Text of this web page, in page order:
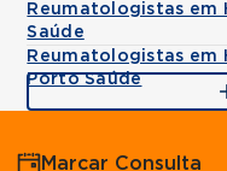
Reumatologistas em
Saúde
Reumatologistas em
Porto Saúde
Marcar Consulta